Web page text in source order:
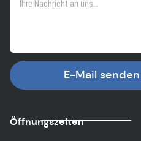
E-Mail senden
Öffnungszeiten